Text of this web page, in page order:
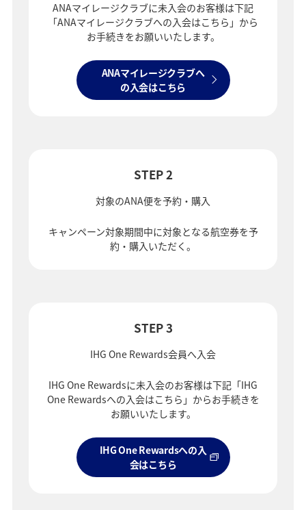
ANAマイレージクラブに未入会のお客様は下記
「ANAマイレージクラブへの入会はこちら」から
お手続きをお願いいたします。
ANAマイレージクラブへ
の入会はこちら
STEP 2
対象のANA便を予約・購入
キャンペーン対象期間中に対象となる航空券を予
約・購入いただく。
STEP 3
IHG One Rewards会員へ入会
IHG One Rewardsに未入会のお客様は下記「IHG
One Rewardsへの入会はこちら」からお手続きを
お願いいたします。
IHG One Rewardsへの入
会はこちら